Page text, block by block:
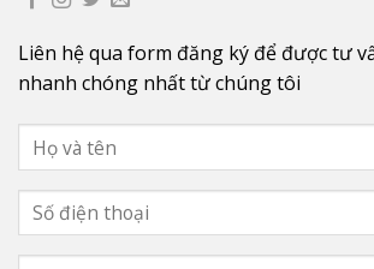
Liên hệ qua form đăng ký để được tư
nhanh chóng nhất từ chúng tôi